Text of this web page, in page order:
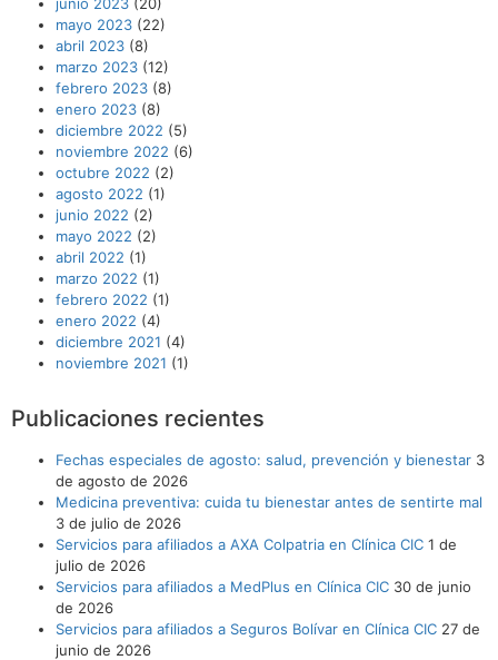
mayo 2023 (22)
abril 2023 (8)
marzo 2023 (12)
febrero 2023 (8)
enero 2023 (8)
diciembre 2022 (5)
noviembre 2022 (6)
octubre 2022 (2)
agosto 2022 (1)
junio 2022 (2)
mayo 2022 (2)
abril 2022 (1)
marzo 2022 (1)
febrero 2022 (1)
enero 2022 (4)
diciembre 2021 (4)
noviembre 2021 (1)
Publicaciones recientes
Fechas especiales de agosto: salud, prevención y bienestar 3
de agosto de 2026
Medicina preventiva: cuida tu bienestar antes de sentirte mal
3 de julio de 2026
Servicios para afiliados a AXA Colpatria en Clínica CIC 1 de
julio de 2026
Servicios para afiliados a MedPlus en Clínica CIC 30 de junio
de 2026
Servicios para afiliados a Seguros Bolívar en Clínica CIC 27 de
junio de 2026